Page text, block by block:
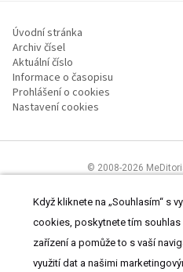
Úvodní stránka
Archiv čísel
Aktuální číslo
Informace o časopisu
Prohlášení o cookies
Nastavení cookies
© 2008-2026
zdravotnictví.Čtěte prohlášenía
Když kliknete na „Souhlasím“ s
cookies, poskytnete tím souhlas
zařízení a pomůže to s vaší
využití dat a našimi